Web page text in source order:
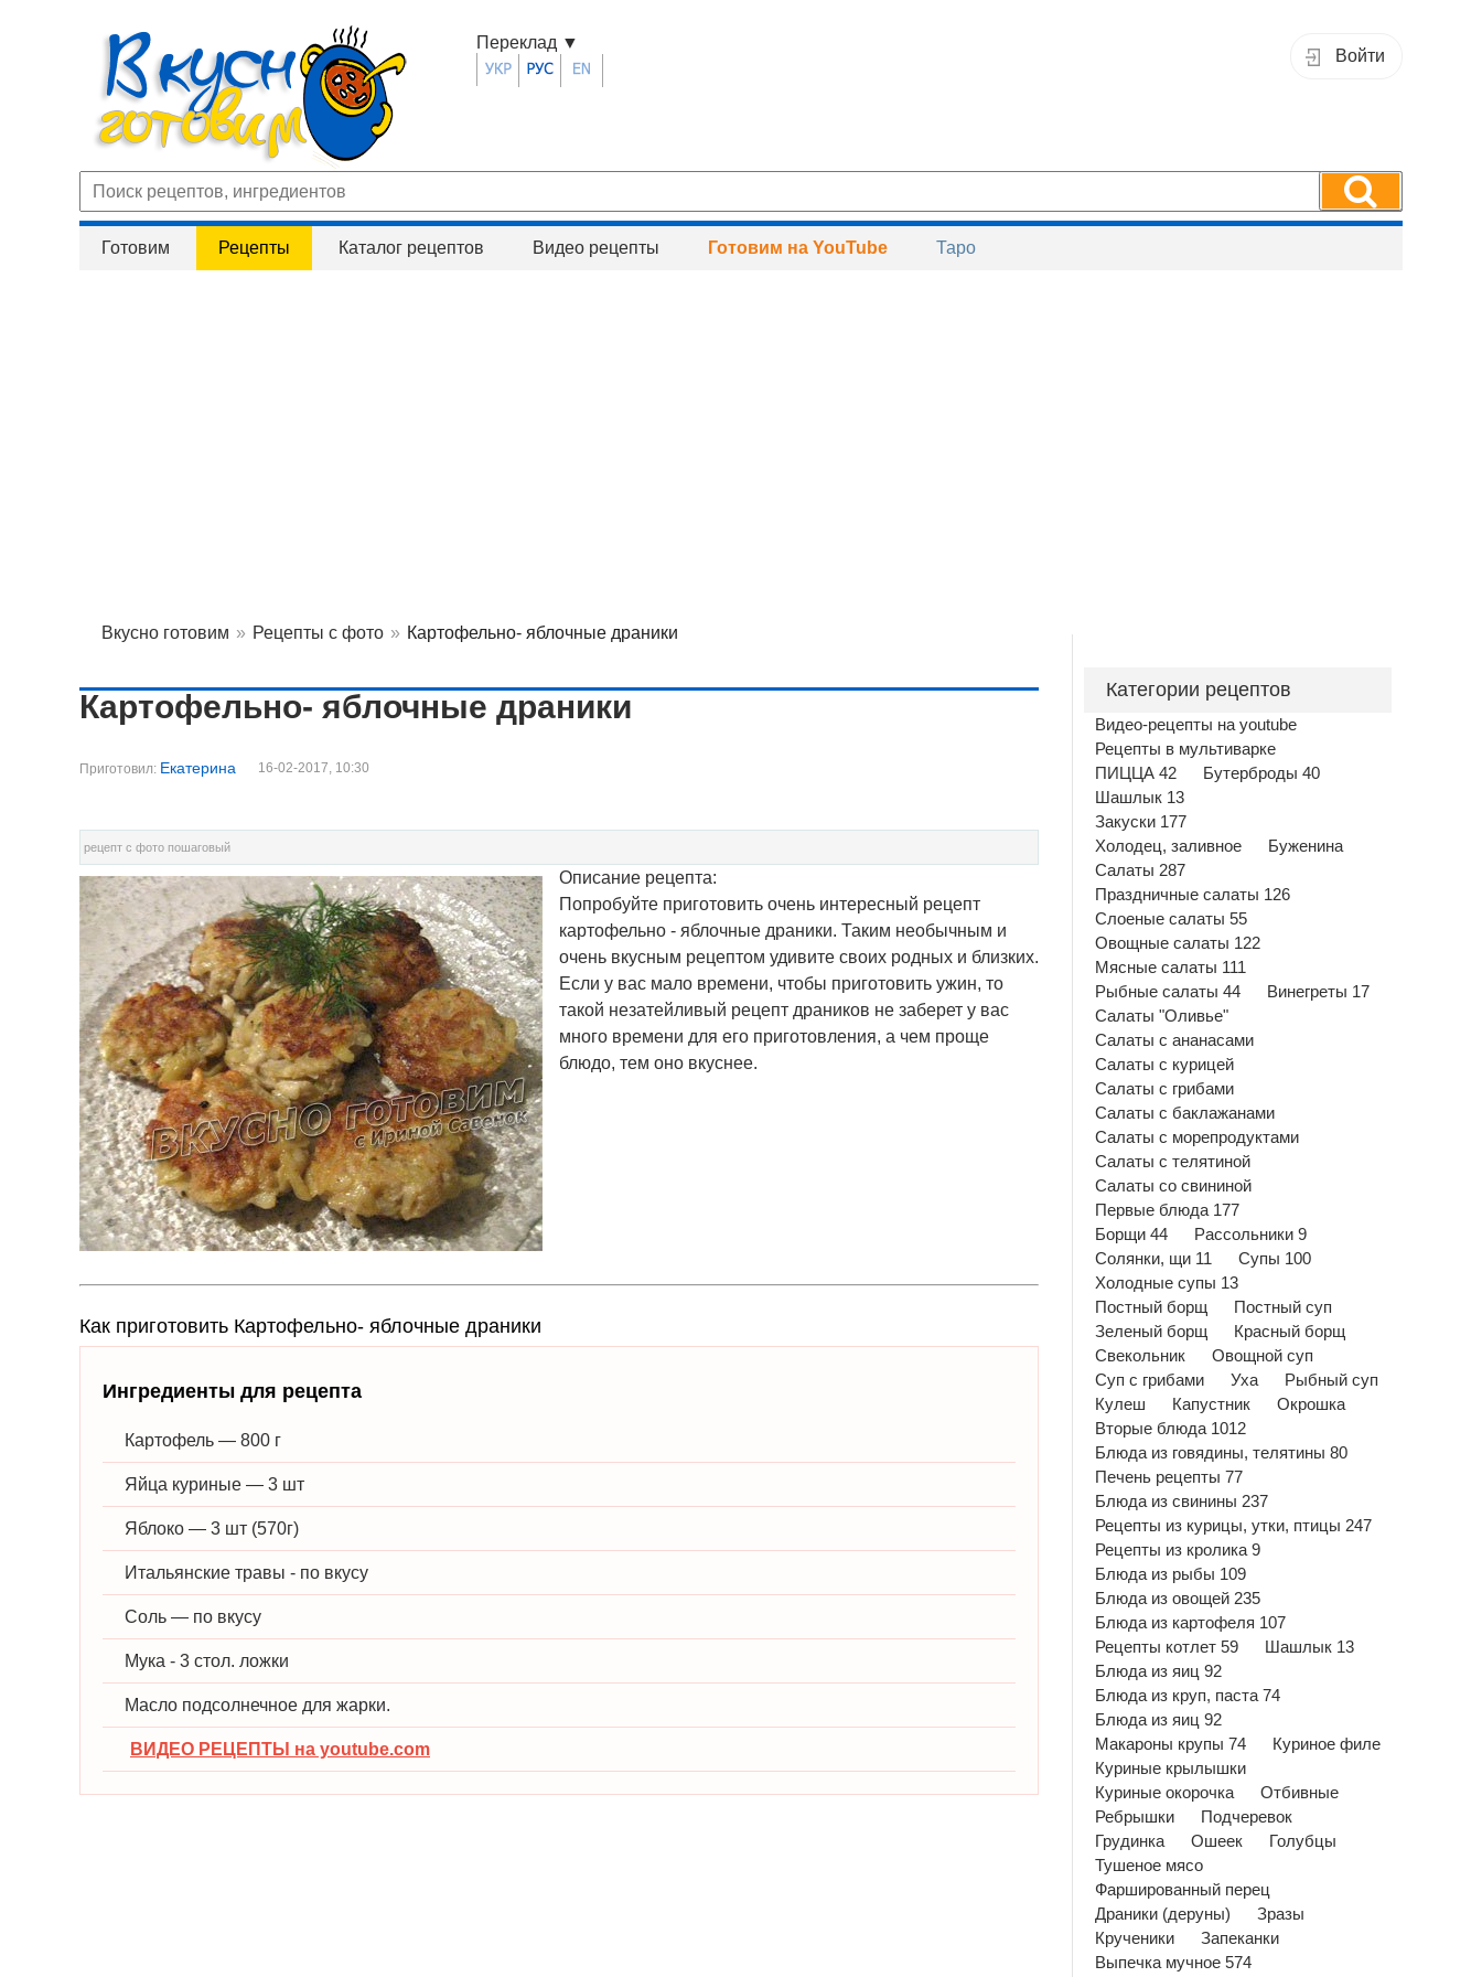
Войти
Переклад ▼
Готовим Рецепты Каталог рецептов Видео рецепты Готовим на YouTube Таро
Вкусно готовим » Рецепты с фото » Картофельно- яблочные драники
Картофельно- яблочные драники
Приготовил: Екатерина 16-02-2017, 10:30
рецепт с фото пошаговый
Описание рецепта:
Попробуйте приготовить очень интересный рецепт
картофельно - яблочные драники. Таким необычным и
очень вкусным рецептом удивите своих родных и близких.
Если у вас мало времени, чтобы приготовить ужин, то
такой незатейливый рецепт драников не заберет у вас
много времени для его приготовления, а чем проще
блюдо, тем оно вкуснее.
Как приготовить Картофельно- яблочные драники
Ингредиенты для рецепта
Картофель — 800 г
Яйца куриные — 3 шт
Яблоко — 3 шт (570г)
Итальянские травы - по вкусу
Соль — по вкусу
Мука - 3 стол. ложки
Масло подсолнечное для жарки.
ВИДЕО РЕЦЕПТЫ на youtube.com
Категории рецептов
Видео-рецепты на youtube
Рецепты в мультиварке
ПИЦЦА 42
Бутерброды 40
Шашлык 13
Закуски 177
Холодец, заливное
Буженина
Салаты 287
Праздничные салаты 126
Слоеные салаты 55
Овощные салаты 122
Мясные салаты 111
Рыбные салаты 44
Винегреты 17
Салаты "Оливье"
Салаты с ананасами
Салаты с курицей
Салаты с грибами
Салаты с баклажанами
Салаты с морепродуктами
Салаты с телятиной
Салаты со свининой
Первые блюда 177
Борщи 44
Рассольники 9
Солянки, щи 11
Супы 100
Холодные супы 13
Постный борщ
Постный суп
Зеленый борщ
Красный борщ
Свекольник
Овощной суп
Суп с грибами
Уха
Рыбный суп
Кулеш
Капустник
Окрошка
Вторые блюда 1012
Блюда из говядины, телятины 80
Печень рецепты 77
Блюда из свинины 237
Рецепты из курицы, утки, птицы 247
Рецепты из кролика 9
Блюда из рыбы 109
Блюда из овощей 235
Блюда из картофеля 107
Рецепты котлет 59
Шашлык 13
Блюда из яиц 92
Блюда из круп, паста 74
Блюда из яиц 92
Макароны крупы 74
Куриное филе
Куриные крылышки
Куриные окорочка
Отбивные
Ребрышки
Подчеревок
Грудинка
Ошеек
Голубцы
Тушеное мясо
Фаршированный перец
Драники (деруны)
Зразы
Крученики
Запеканки
Выпечка мучное 574